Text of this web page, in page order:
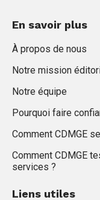
En savoir plus
À propos de nous
Notre mission
Notre équipe
Pourquoi faire
Comment CDMGE
Comment CDMGE
services ?
Liens utiles